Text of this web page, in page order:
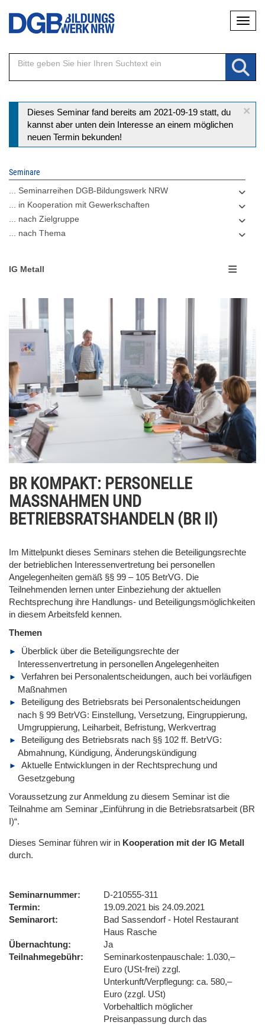
Direkt
Inhalt
×
Statusmeldung
Dieses Seminar fand bereits am 2021-09-19 statt, du
kannst aber unten dein Interesse an einem möglichen
neuen Termin bekunden!
Seminare
... Seminarreihen DGB-Bildungswerk NRW
... in Kooperation mit Gewerkschaften
... nach Zielgruppe
... nach Thema
IG Metall
BR KOMPAKT: PERSONELLE
MASSNAHMEN UND
BETRIEBSRATSHANDELN (BR II)
Im Mittelpunkt dieses Seminars stehen die Beteiligungsrechte
der betrieblichen Interessenvertretung bei personellen
Angelegenheiten gemäß §§ 99 – 105 BetrVG. Die
Teilnehmenden lernen unter Einbeziehung der aktuellen
Rechtsprechung ihre Handlungs- und Beteiligungsmöglichkeiten
in diesem Arbeitsfeld kennen.
Themen
Überblick über die Beteiligungsrechte der
Interessenvertretung in personellen Angelegenheiten
Verfahren bei Personalentscheidungen, auch bei vorläufigen
Maßnahmen
Beteiligung des Betriebsrats bei Personalentscheidungen
nach § 99 BetrVG: Einstellung, Versetzung, Eingruppierung,
Umgruppierung, Leiharbeit, Befristung, Werkvertrag
Beteiligung des Betriebsrats nach §§ 102 ff. BetrVG:
Abmahnung, Kündigung, Änderungskündigung
Aktuelle Entwicklungen in der Rechtsprechung und
Gesetzgebung
Voraussetzung zur Anmeldung zu diesem Seminar ist die
Teilnahme am Seminar „Einführung in die Betriebsratsarbeit (BR
I)“.
Dieses Seminar führen wir in Kooperation mit der IG Metall
durch.
Seminarnummer
D-210555-311
Termin
19.09.2021 bis 24.09.2021
Seminarort
Bad Sassendorf - Hotel Restaurant
Haus Rasche
Übernachtung
Ja
Teilnahmegebühr
Seminarkostenpauschale: 1.030,–
Euro (USt-frei) zzgl.
Unterkunft/Verpflegung: ca. 580,–
Euro (zzgl. USt)
Vorbehaltlich möglicher
Preisanpassung durch das